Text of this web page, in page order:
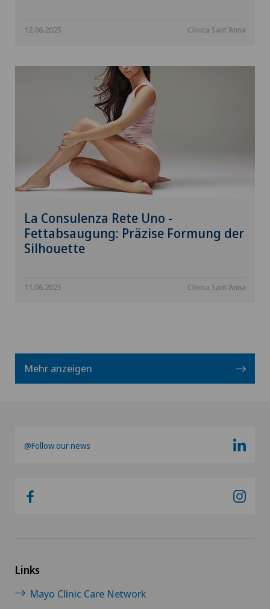
12.06.2025 Clinica Sant'Anna
La Consulenza Rete Uno -
Fettabsaugung: Präzise Formung der
Silhouette
11.06.2025 Clinica Sant'Anna
Mehr anzeigen
@Follow our news
Links
Mayo Clinic Care Network